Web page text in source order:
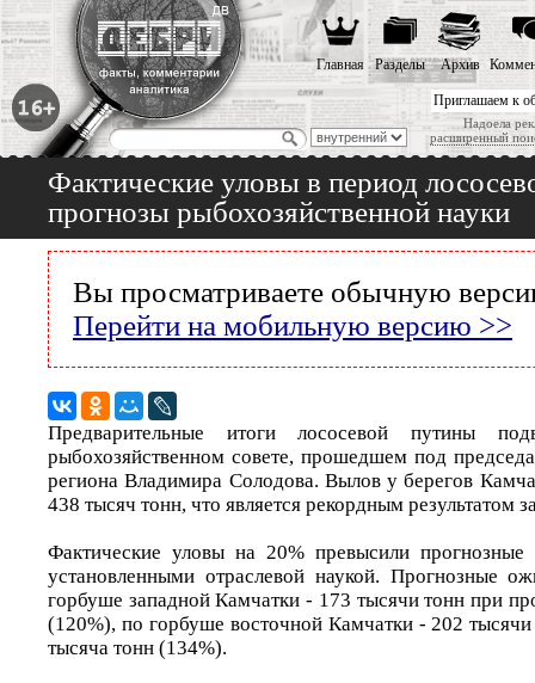
Приглашаем к
Надоела
расширенный
Главная Разделы Архив
Фактические уловы в период
прогнозы рыбохозяйственной науки
Вы просматриваете обычную
Перейти на мобильную версию >>
Предварительные итоги лососевой путины
рыбохозяйственном совете, прошедшем под
региона Владимира Солодова. Вылов у берегов
438 тысяч тонн, что является рекордным результатом
Фактические уловы на 20% превысили прогнозные
установленными отраслевой наукой. Прогнозные
горбуше западной Камчатки - 173 тысячи тонн при
(120%), по горбуше восточной Камчатки - 202
тысяча тонн (134%).